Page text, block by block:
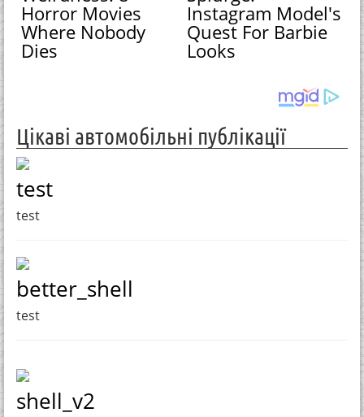
Horror Movies
Where Nobody
Dies
Instagram Model's
Quest For Barbie
Looks
Цікаві автомобільні публікації
test
test
better_shell
test
shell_v2